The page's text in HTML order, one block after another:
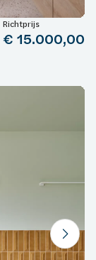
Richtprijs
€ 15.000,00